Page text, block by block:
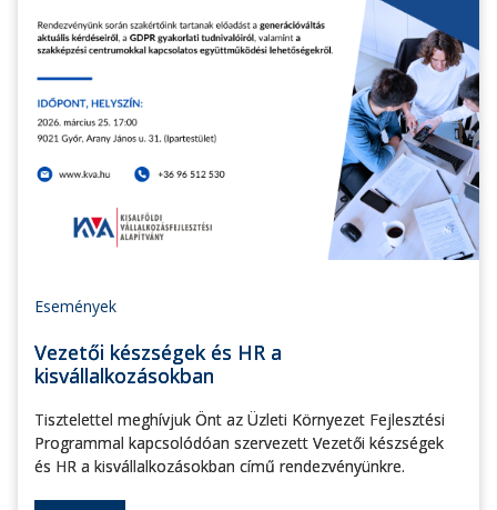
Események
Vezetői készségek és HR a
kisvállalkozásokban
Tisztelettel meghívjuk Önt az Üzleti Környezet Fejlesztési
Programmal kapcsolódóan szervezett Vezetői készségek
és HR a kisvállalkozásokban című rendezvényünkre.